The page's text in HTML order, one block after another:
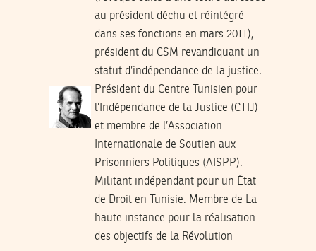
au président déchu et réintégré
dans ses fonctions en mars 2011),
président du CSM revandiquant un
statut d’indépendance de la justice.
Président du Centre Tunisien pour
l’Indépendance de la Justice (CTIJ)
et membre de l’Association
Internationale de Soutien aux
Prisonniers Politiques (AISPP).
Militant indépendant pour un État
de Droit en Tunisie. Membre de La
haute instance pour la réalisation
des objectifs de la Révolution